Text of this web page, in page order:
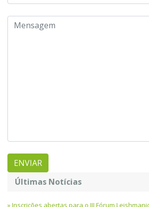
Últimas Notícias
Inscrições abertas para o III Fórum